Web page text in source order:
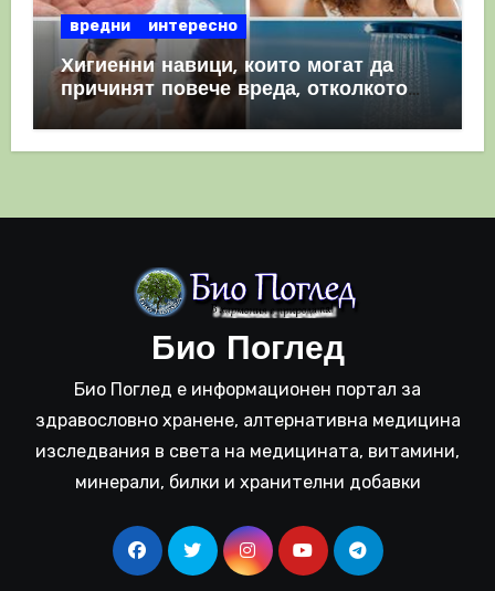
вредни интересно
Хигиенни навици, които могат да
причинят повече вреда, отколкото
полза
Био Поглед
Био Поглед е информационен портал за
здравословно хранене, алтернативна медицина
изследвания в света на медицината, витамини,
минерали, билки и хранителни добавки